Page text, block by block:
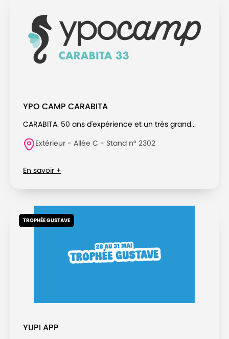
YPO CAMP CARABITA
CARABITA. 50 ans d'expérience et un très grand...
Extérieur - Allée C - Stand n° 2302
En savoir +
TROPHÉE GUSTAVE
YUPI APP